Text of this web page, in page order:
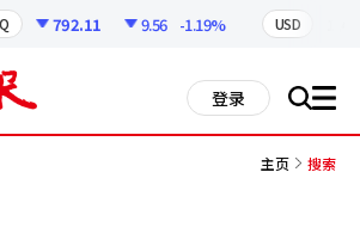
792.11 9.56 -1.19% USD
登录 搜 all
主页 搜索